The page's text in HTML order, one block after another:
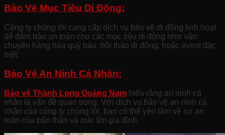
Bảo Vệ Mục Tiêu Di Động:
Công ty chúng tôi cung cấp dịch vụ bảo vệ di động linh hoạt
để đảm bảo an toàn cho các mục tiêu di động như vận
chuyển hàng hóa quý báu, hội thảo di động, hoặc event đặc
biệt.
Bảo Vệ An Ninh Cá Nhân:
Bảo vệ Thành Long Quảng Nam hiểu rằng an ninh cá
nhân là vấn đề quan trọng. Với dịch vụ bảo vệ an ninh cá
nhân của công ty chúng tôi, bạn có thể yên tâm về sự an
toàn của bản thân và mái ấm gia đình.